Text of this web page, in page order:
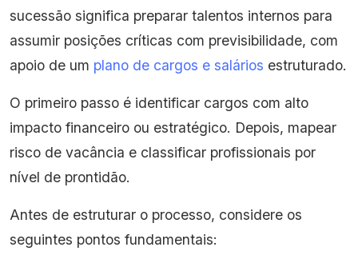
sucessão significa preparar talentos internos para
assumir posições críticas com previsibilidade, com
apoio de um plano de cargos e salários estruturado.
O primeiro passo é identificar cargos com alto
impacto financeiro ou estratégico. Depois, mapear
risco de vacância e classificar profissionais por
nível de prontidão.
Antes de estruturar o processo, considere os
seguintes pontos fundamentais: